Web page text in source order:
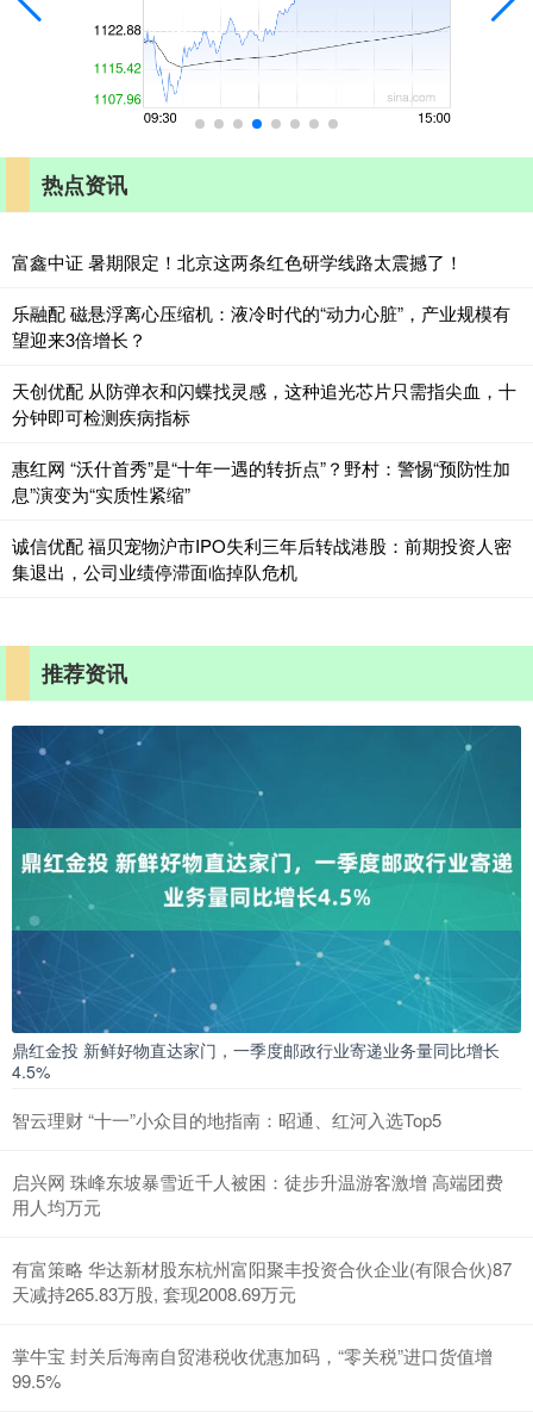
热点资讯
富鑫中证 暑期限定！北京这两条红色研学线路太震撼了！
乐融配 磁悬浮离心压缩机：液冷时代的“动力心脏”，产业规模有
望迎来3倍增长？
天创优配 从防弹衣和闪蝶找灵感，这种追光芯片只需指尖血，十
分钟即可检测疾病指标
惠红网 “沃什首秀”是“十年一遇的转折点”？野村：警惕“预防性加
息”演变为“实质性紧缩”
诚信优配 福贝宠物沪市IPO失利三年后转战港股：前期投资人密
集退出，公司业绩停滞面临掉队危机
推荐资讯
鼎红金投 新鲜好物直达家门，一季度邮政行业寄递业务量同比增长
4.5%
智云理财 “十一”小众目的地指南：昭通、红河入选Top5
启兴网 珠峰东坡暴雪近千人被困：徒步升温游客激增 高端团费
用人均万元
有富策略 华达新材股东杭州富阳聚丰投资合伙企业(有限合伙)87
天减持265.83万股, 套现2008.69万元
掌牛宝 封关后海南自贸港税收优惠加码，“零关税”进口货值增
99.5%